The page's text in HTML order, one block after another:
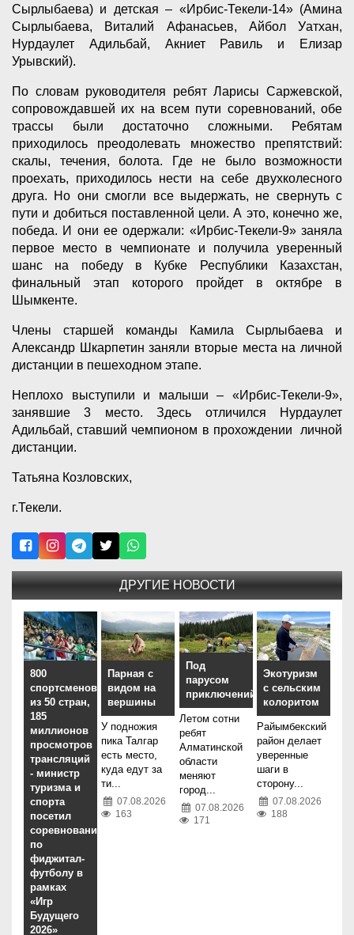
Сырлыбаева) и детская – «Ирбис-Текели-14» (Амина
Сырлыбаева, Виталий Афанасьев, Айбол Уатхан,
Нурдаулет Адильбай, Акниет Равиль и Елизар
Урывский).
По словам руководителя ребят Ларисы Саржевской,
сопровождавшей их на всем пути соревнований, обе
трассы были достаточно сложными. Ребятам
приходилось преодолевать множество препятствий:
скалы, течения, болота. Где не было возможности
проехать, приходилось нести на себе двухколесного
друга. Но они смогли все выдержать, не свернуть с
пути и добиться поставленной цели. А это, конечно же,
победа. И они ее одержали: «Ирбис-Текели-9» заняла
первое место в чемпионате и получила уверенный
шанс на победу в Кубке Республики Казахстан,
финальный этап которого пройдет в октябре в
Шымкенте.
Члены старшей команды Камила Сырлыбаева и
Александр Шкарпетин заняли вторые места на личной
дистанции в пешеходном этапе.
Неплохо выступили и малыши – «Ирбис-Текели-9»,
занявшие 3 место. Здесь отличился Нурдаулет
Адильбай, ставший чемпионом в прохождении личной
дистанции.
Татьяна Козловских,
г.Текели.
ДРУГИЕ НОВОСТИ
800
спортсменов
из 50 стран,
185
миллионов
просмотров
трансляций
- министр
туризма и
спорта
посетил
соревнования
по
фиджитал-
футболу в
рамках
«Игр
Будущего
2026»
Парная с
видом на
вершины
У подножия
пика Талгар
есть место,
куда едут за
ти...
07.08.2026
163
Под
парусом
приключений
Летом сотни
ребят
Алматинской
области
меняют
город...
07.08.2026
171
Экотуризм
с сельским
колоритом
Райымбекский
район делает
уверенные
шаги в
сторону...
07.08.2026
188